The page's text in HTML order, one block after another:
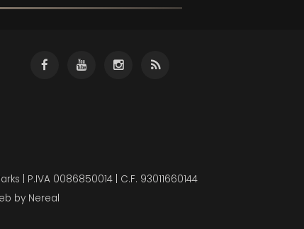
| P.IVA 0086850014 | C.F. 93011660144
by Nereal